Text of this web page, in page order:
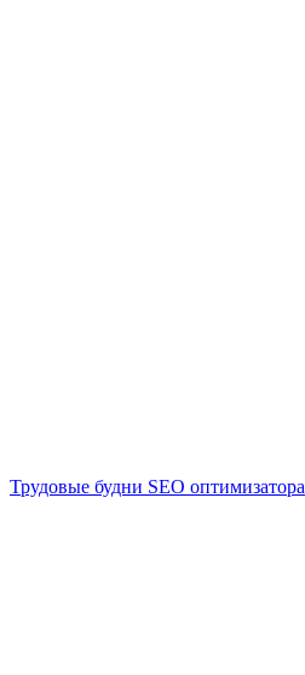
Трудовые будни SEO оптимизатора